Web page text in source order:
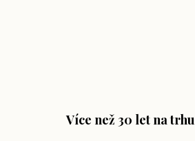
Více než 30 let na trhu